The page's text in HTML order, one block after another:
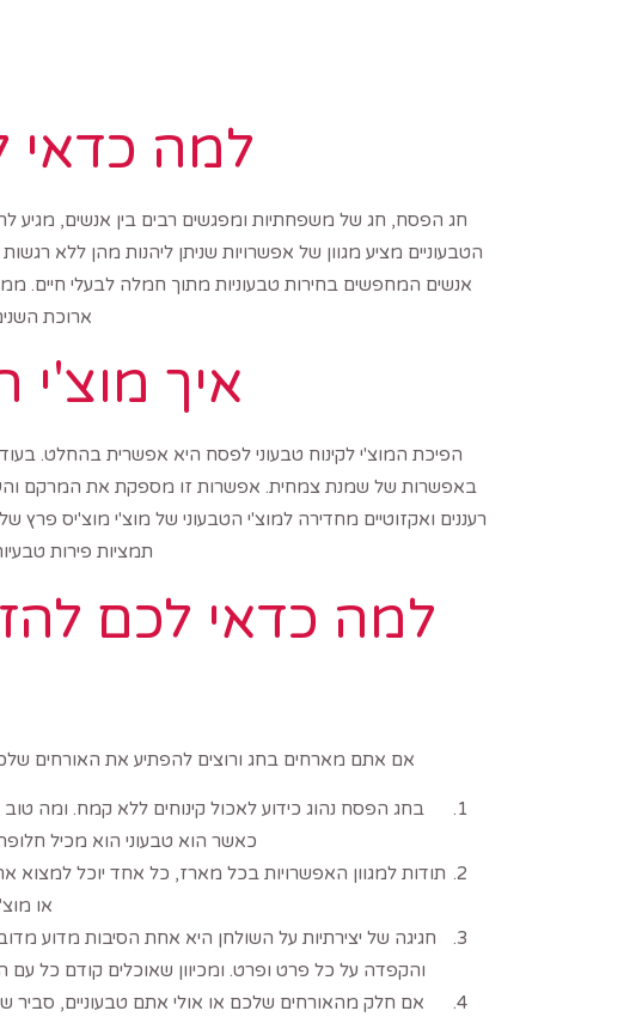
למה כדאי
חג הפסח, חג של משפחתיות ומפגשים רבים בין אנשים, מגיע
הטבעוניים מציע מגוון של אפשרויות שניתן ליהנות מהן ללא
אנשים המחפשים בחירות טבעוניות מתוך חמלה לבעלי חיים.
ארוכת
איך מוצ'י
הפיכת המוצ'י לקינוח טבעוני לפסח היא אפשרית בהחלט.
באפשרות של שמנת צמחית. אפשרות זו מספקת את המרקם
רעננים ואקזוטיים מחדירה למוצ'י הטבעוני של מוצ'י מוצ'יס
תמציות פירות
למה כדאי לכם
אם אתם מארחים בחג ורוצים להפתיע את האורחים
בחג הפסח נהוג כידוע לאכול קינוחים ללא קמח. ומה
כאשר הוא טבעוני הוא מכיל
תודות למגוון האפשרויות בכל מארז, כל אחד יוכל למצוא
או
חגיגה של יצירתיות על השולחן היא אחת הסיבות מדוע
והקפדה על כל פרט ופרט. ומכיוון שאוכלים קודם כל
אם חלק מהאורחים שלכם או אולי אתם טבעוניים,